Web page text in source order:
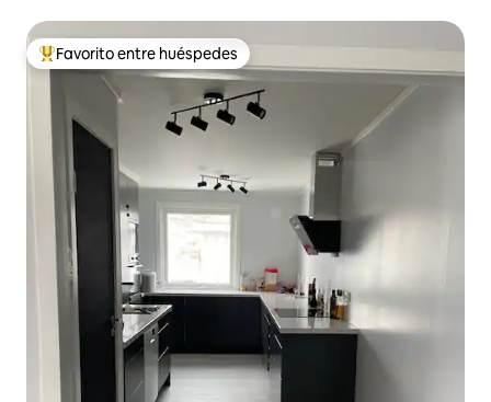
Favorito entre huéspedes preferido
Favorito entre huéspedes